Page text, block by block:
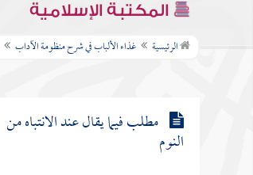
المكتبة الإسلامية
الرئيسية غذاء الألباب في شرح منظومة الآداب
مطلب يكره النوم تحت السماء
مطلب فيما يقال عند الانتباه من
النوم